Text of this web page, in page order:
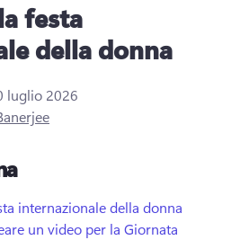
festa
della donna
luglio 2026
internazionale della donna
un video per la Giornata